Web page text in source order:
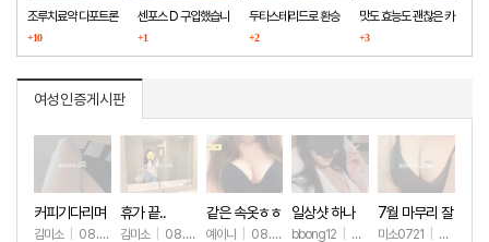
조루치료약 다포트론
구매했습니다
+10
센포스 D 구입했습니
다
+1
두타스테리드로 환승
+2
맛도 효능도 괜찮은 카
마그라
+3
여성인증게시판
커피기다리며
(안야함)
김미소 08.08 +39
휴가 끝..
김미소 08.07 +192
같은 속옷ㅎㅎ
예이니 08.04 +72
일상샷 하나
bbong12 07.31+90
7월 마무리 잘
하세요🫶
미소0721 07.31